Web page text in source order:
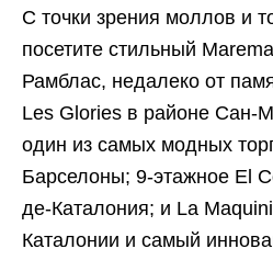
С точки зрения моллов и
посетите стильный
Рамблас, недалеко от
Les Glories в районе Сан-
один из самых модных
Барселоны; 9-этажное El
де-Каталония; и La
Каталонии и самый